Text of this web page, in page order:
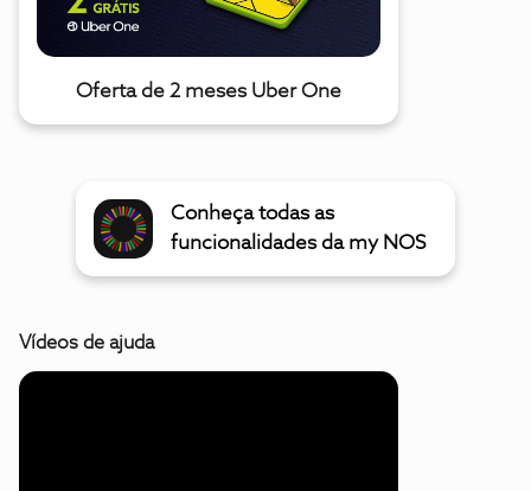
Oferta de 2 meses Uber One
Conheça todas as
funcionalidades da my NOS
Vídeos de ajuda